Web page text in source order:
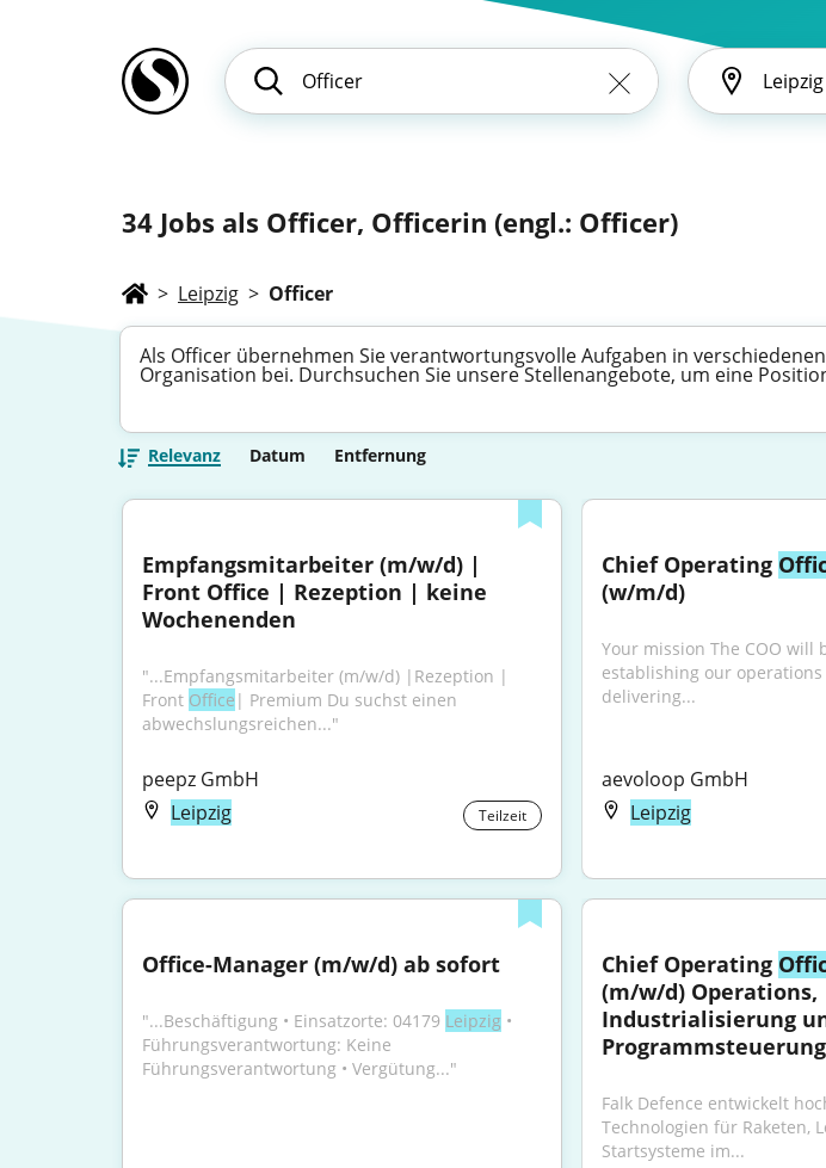
34 Jobs als Officer, Officerin (engl.: Officer)
> Leipzig > Officer
Als Officer übernehmen Sie verantwortungsvolle Aufgaben in
Organisation bei. Durchsuchen Sie unsere Stellenangebote, um eine
Relevanz Datum Entfernung
Empfangsmitarbeiter (m/w/d) |
Front Office | Rezeption | keine
Wochenenden
"...Empfangsmitarbeiter (m/w/d) |Rezeption |
Front Office | Premium Du suchst einen
abwechslungsreichen..."
peepz GmbH
Leipzig
Teilzeit
Chief Operating
(w/m/d)
Your mission The COO will
establishing our
delivering...
aevoloop GmbH
Leipzig
Office-Manager (m/w/d) ab sofort
"...Beschäftigung • Einsatzorte: 04179 Leipzig •
Führungsverantwortung: Keine
Führungsverantwortung • Vergütung..."
Chief Operating
(m/w/d) Operations,
Industrialisierung
Programmsteuerung
Falk Defence entwickelt
Technologien für Raketen,
Startsysteme im...